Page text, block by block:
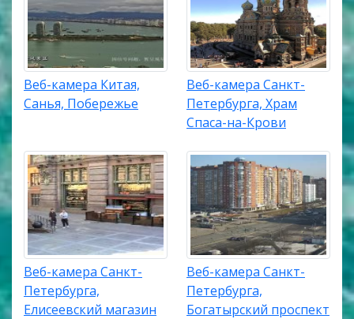
Веб-камера Китая,
Санья, Побережье
Веб-камера Санкт-
Петербурга, Храм
Спаса-на-Крови
Веб-камера Санкт-
Петербурга,
Елисеевский магазин
Веб-камера Санкт-
Петербурга,
Богатырский проспект